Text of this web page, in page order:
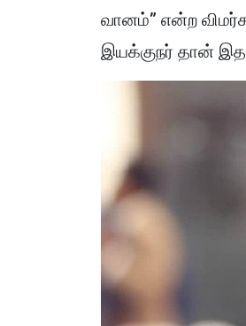
வானம்” என்ற
இயக்குநர் தான்